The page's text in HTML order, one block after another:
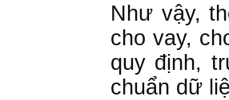
Như vậy,
cho vay,
quy định,
chuẩn dữ